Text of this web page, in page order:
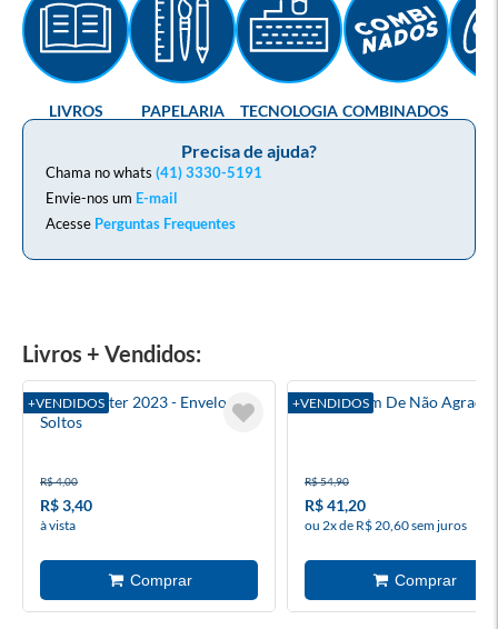
Precisa de ajuda?
Chama no whats (41) 3330-5191
Envie-nos um E-mail
Acesse Perguntas Frequentes
LIVROS PAPELARIA TECNOLOGIA COMBINADOS
Livros + Vendidos:
+VENDIDOS
Harry Potter 2023 - Envelopes
Soltos
R$ 4,00
R$ 3,40
à vista
+VENDIDOS
A Coragem De Não Agradar
R$ 54,90
R$ 41,20
ou 2x de R$ 20,60 sem juros